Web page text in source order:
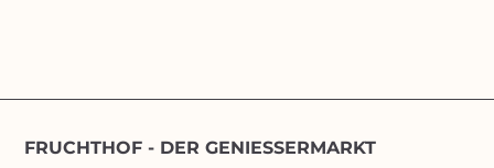
FRUCHTHOF - DER GENIESSERMARKT